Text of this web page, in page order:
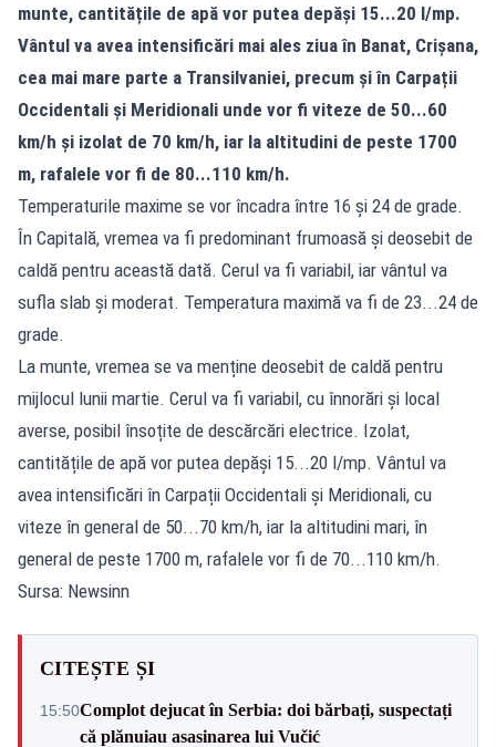
munte, cantitățile de apă vor putea depăși 15...20 l/mp.
Vântul va avea intensificări mai ales ziua în Banat, Crișana,
cea mai mare parte a Transilvaniei, precum și în Carpații
Occidentali și Meridionali unde vor fi viteze de 50...60
km/h și izolat de 70 km/h, iar la altitudini de peste 1700
m, rafalele vor fi de 80...110 km/h.
Temperaturile maxime se vor încadra între 16 și 24 de grade.
În Capitală, vremea va fi predominant frumoasă și deosebit de
caldă pentru această dată. Cerul va fi variabil, iar vântul va
sufla slab și moderat. Temperatura maximă va fi de 23...24 de
grade.
La munte, vremea se va menține deosebit de caldă pentru
mijlocul lunii martie. Cerul va fi variabil, cu înnorări și local
averse, posibil însoțite de descărcări electrice. Izolat,
cantitățile de apă vor putea depăși 15...20 l/mp. Vântul va
avea intensificări în Carpații Occidentali și Meridionali, cu
viteze în general de 50...70 km/h, iar la altitudini mari, în
general de peste 1700 m, rafalele vor fi de 70...110 km/h.
Sursa: Newsinn
CITEȘTE ȘI
15:50Complot dejucat în Serbia: doi bărbați, suspectați
că plănuiau asasinarea lui Vučić